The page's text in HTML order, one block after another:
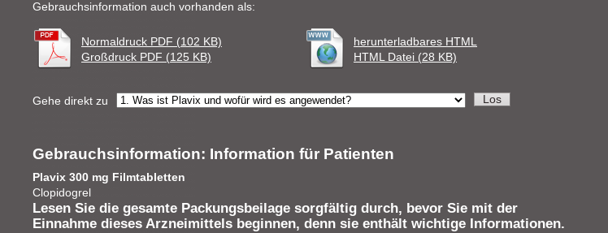
Gebrauchsinformation auch vorhanden als:
Normaldruck PDF (102 KB)
Großdruck PDF (125 KB)
herunterladbares HTML
HTML Datei (28 KB)
Gehe direkt zu
Gebrauchsinformation: Information für Patienten
Plavix 300 mg Filmtabletten
Clopidogrel
Lesen Sie die gesamte Packungsbeilage sorgfältig durch, bevor Sie mit der
Einnahme dieses Arzneimittels beginnen, denn sie enthält wichtige Informationen.